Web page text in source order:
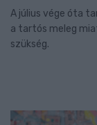
A július vége óta
a tartós meleg
szükség.